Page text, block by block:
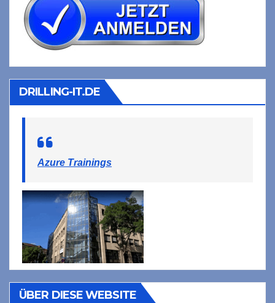
DRILLING-IT.DE
Azure Trainings
ÜBER DIESE WEBSITE